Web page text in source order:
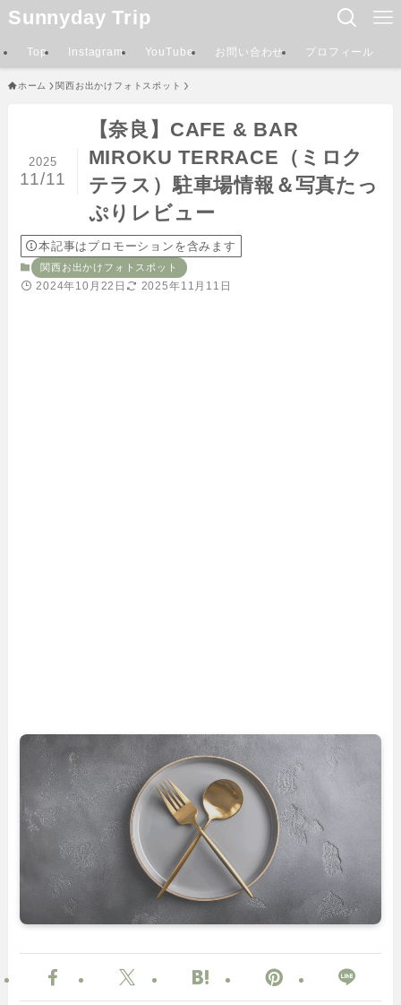
Sunnyday Trip
Top Instagram YouTube お問い合わせ プロフィール
ホーム 関西お出かけフォトスポット
【奈良】CAFE & BAR
MIROKU TERRACE（ミロク
テラス）駐車場情報＆写真たっ
ぷりレビュー
2025
11/11
本記事はプロモーションを含みます
関西お出かけフォトスポット
2024年10月22日 2025年11月11日